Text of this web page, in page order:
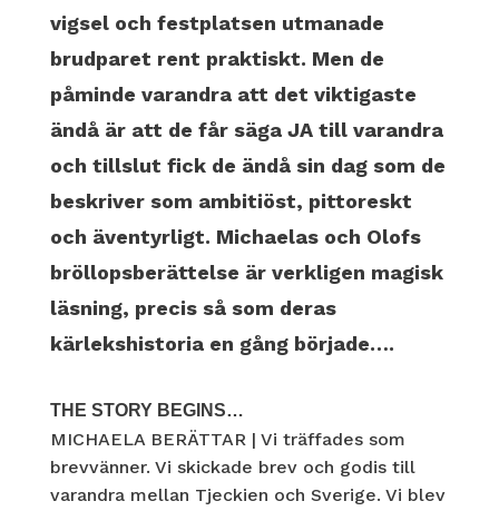
vigsel och festplatsen utmanade
brudparet rent praktiskt. Men de
påminde varandra att det viktigaste
ändå är att de får säga JA till varandra
och tillslut fick de ändå sin dag som de
beskriver som ambitiöst, pittoreskt
och äventyrligt. Michaelas och Olofs
bröllopsberättelse är verkligen magisk
läsning, precis så som deras
kärlekshistoria en gång började….
THE STORY BEGINS…
MICHAELA BERÄTTAR | Vi träffades som
brevvänner. Vi skickade brev och godis till
varandra mellan Tjeckien och Sverige. Vi blev